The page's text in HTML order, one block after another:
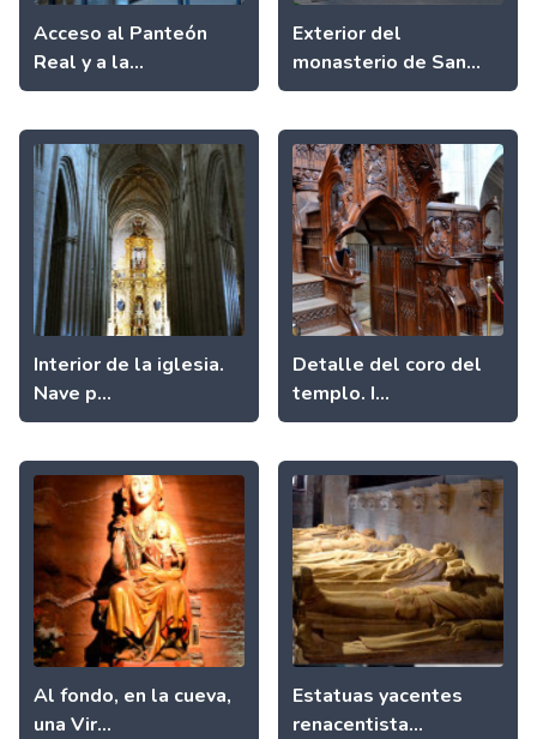
Acceso al Panteón
Real y a la...
Exterior del
monasterio de San...
Interior de la iglesia.
Nave p...
Detalle del coro del
templo. I...
Al fondo, en la cueva,
una Vir...
Estatuas yacentes
renacentista...